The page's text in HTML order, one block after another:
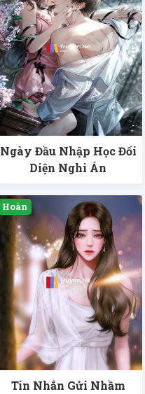
Ngày Đầu Nhập Học Đối
Diện Nghi Án
Tin Nhắn Gửi Nhầm